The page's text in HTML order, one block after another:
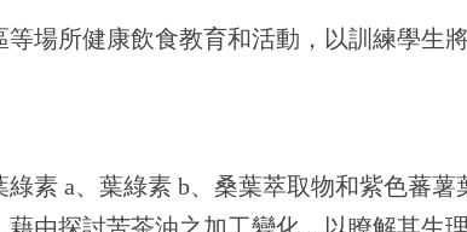
場所健康飲食教育和活動，以訓練學生
素 a、葉綠素 b、桑葉萃取物和紫色蕃薯